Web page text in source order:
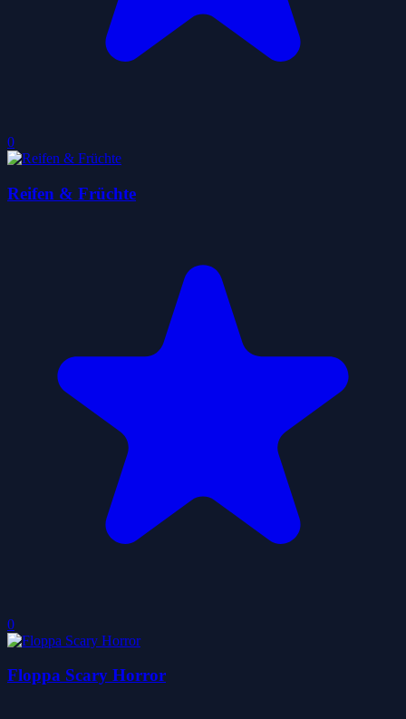
0
Reifen & Früchte
0
Floppa Scary Horror